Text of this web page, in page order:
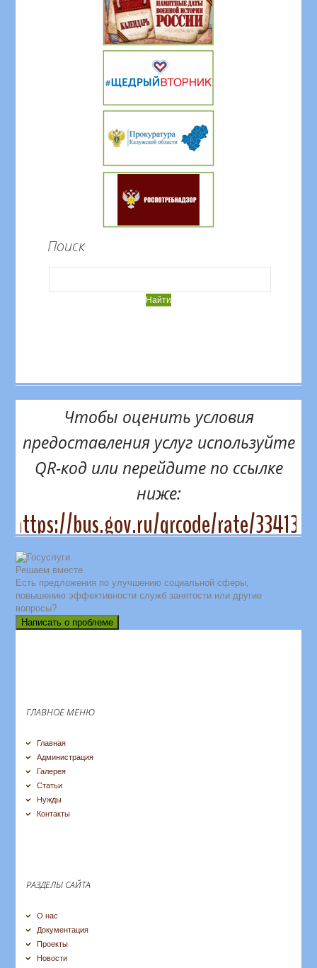
Поиск
Чтобы оценить условия
предоставления услуг используйте
QR-код или перейдите по ссылке
ниже:
https://bus.gov.ru/qrcode/rate/334131
Решаем вместе
Есть предложения по улучшению социальной сферы,
повышению эффективности служб занятости или другие
вопросы?
Написать о проблеме
ГЛАВНОЕ МЕНЮ
Главная
Администрация
Галерея
Статьи
Нужды
Контакты
РАЗДЕЛЫ САЙТА
О нас
Документация
Проекты
Новости